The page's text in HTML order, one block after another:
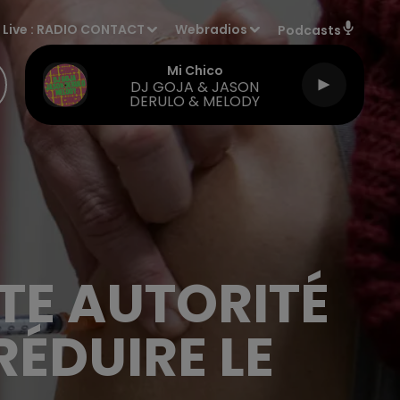
Live : RADIO CONTACT Webradios Podcasts
Mi Chico
DJ GOJA & JASON
DERULO & MELODY
AUTORITÉ
LE